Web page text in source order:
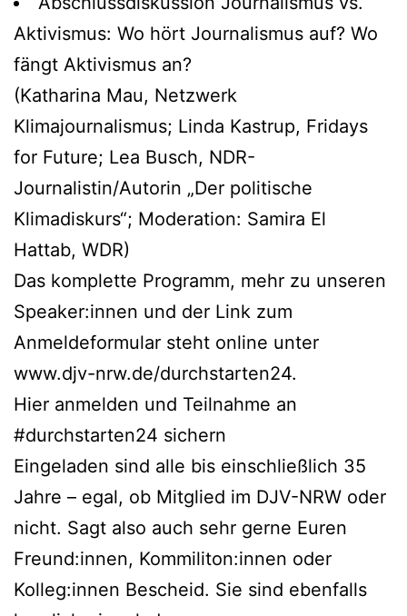
Aktivismus: Wo hört Journalismus auf? Wo
fängt Aktivismus an?
(Katharina Mau, Netzwerk
Klimajournalismus; Linda Kastrup, Fridays
for Future; Lea Busch, NDR-
Journalistin/Autorin „Der politische
Klimadiskurs“; Moderation: Samira El
Hattab, WDR)
Das komplette Programm, mehr zu unseren
Speaker:innen und der Link zum
Anmeldeformular steht online unter
www.djv-nrw.de/durchstarten24.
Hier anmelden und Teilnahme an
#durchstarten24 sichern
Eingeladen sind alle bis einschließlich 35
Jahre – egal, ob Mitglied im DJV-NRW oder
nicht. Sagt also auch sehr gerne Euren
Freund:innen, Kommiliton:innen oder
Kolleg:innen Bescheid. Sie sind ebenfalls